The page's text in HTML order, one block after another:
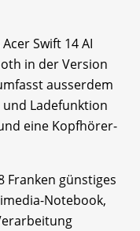
Swift 14 AI
in der Version
ausserdem
und Ladefunktion
eine Kopfhörer-
Franken günstiges
Notebook,